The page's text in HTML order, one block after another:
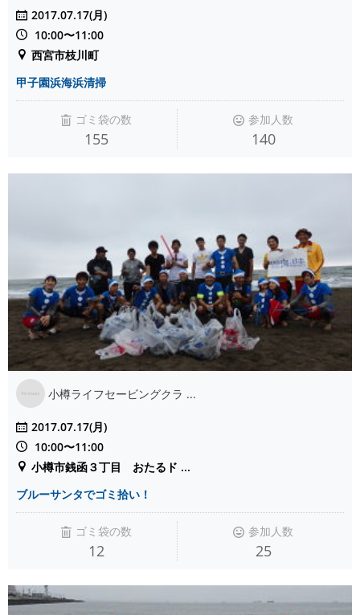
2017.07.17(月)
10:00〜11:00
西宮市枝川町
甲子園浜海浜清掃
ゴミ袋の数
155
参加人数
140
小樽ライフセービングクラ ...
2017.07.17(月)
10:00〜11:00
小樽市銭函３丁目 おたるド ...
ブルーサンタでゴミ拾い！
ゴミ袋の数
12
参加人数
25